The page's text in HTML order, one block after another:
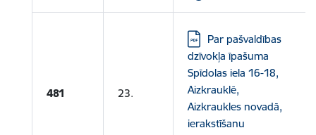
481 23.
Lejupielādēt:
Par pašvaldības
dzīvokļa īpašuma
Spīdolas iela 16-18,
Aizkrauklē,
Aizkraukles novadā,
ierakstīšanu